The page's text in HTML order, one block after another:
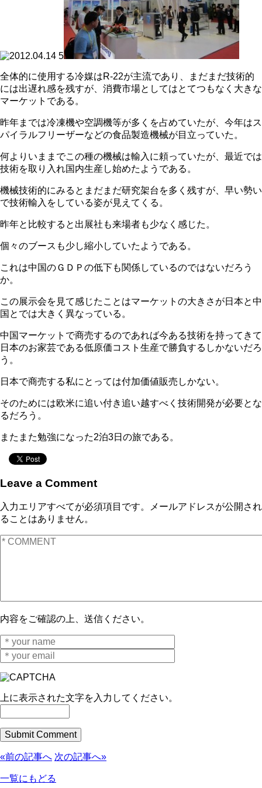
全体的に使用する冷媒はR-22が主流であり、まだまだ技術的
には出遅れ感を残すが、消費市場としてはとてつもなく大きな
マーケットである。
昨年までは冷凍機や空調機等が多くを占めていたが、今年はス
パイラルフリーザーなどの食品製造機械が目立っていた。
何よりいままでこの種の機械は輸入に頼っていたが、最近では
技術を取り入れ国内生産し始めたようである。
機械技術的にみるとまだまだ研究架台を多く残すが、早い勢い
で技術輸入をしている姿が見えてくる。
昨年と比較すると出展社も来場者も少なく感じた。
個々のブースも少し縮小していたようである。
これは中国のＧＤＰの低下も関係しているのではないだろう
か。
この展示会を見て感じたことはマーケットの大きさが日本と中
国とでは大きく異なっている。
中国マーケットで商売するのであれば今ある技術を持ってきて
日本のお家芸である低原価コスト生産で勝負するしかないだろ
う。
日本で商売する私にとっては付加価値販売しかない。
そのためには欧米に追い付き追い越すべく技術開発が必要とな
るだろう。
またまた勉強になった2泊3日の旅である。
Leave a Comment
入力エリアすべてが必須項目です。メールアドレスが公開され
ることはありません。
内容をご確認の上、送信ください。
上に表示された文字を入力してください。
«前の記事へ 次の記事へ»
一覧にもどる